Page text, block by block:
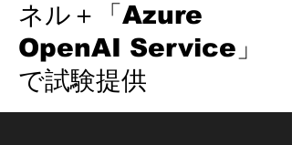
ネル＋「Azure
OpenAI Service」
で試験提供